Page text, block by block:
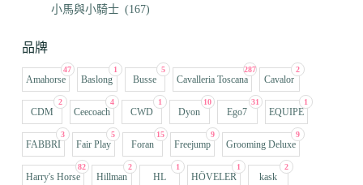
小馬與小騎士 (167)
品牌
47
Amahorse
1
Baslong
5
Busse
287
Cavalleria Toscana
2
Cavalor
2
CDM
4
Ceecoach
1
CWD
10
Dyon
31
Ego7
1
EQUIPE
3
FABBRI
5
Fair Play
15
Foran
9
Freejump
9
Grooming Deluxe
82
Harry's Horse
2
Hillman
1
HL
1
HÖVELER
2
kask